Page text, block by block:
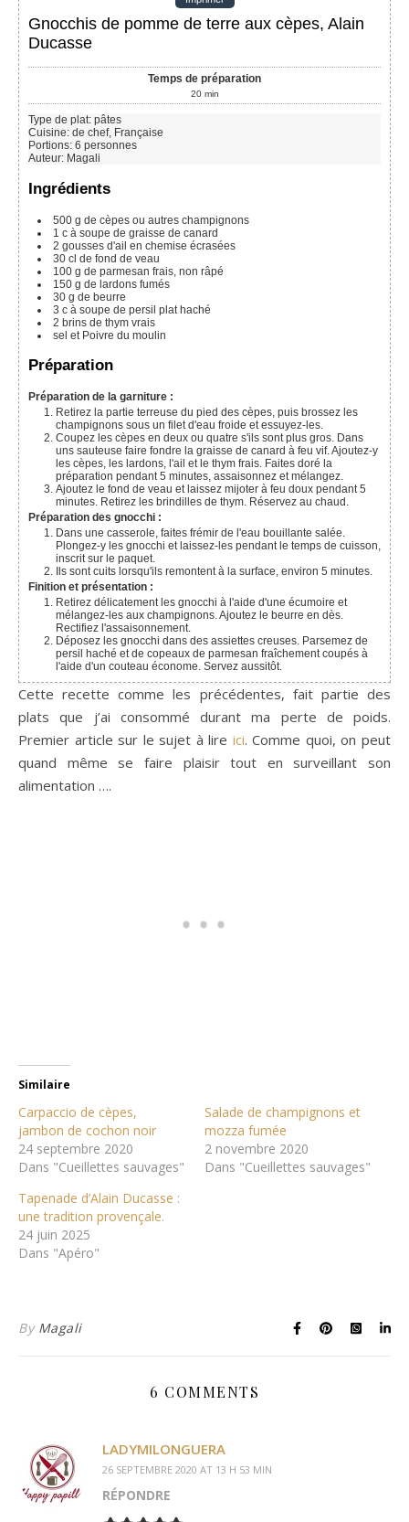
Gnocchis de pomme de terre aux cèpes, Alain
Ducasse
Temps de préparation
20 min
Type de plat: pâtes
Cuisine: de chef, Française
Portions: 6 personnes
Auteur: Magali
Ingrédients
500 g de cèpes ou autres champignons
1 c à soupe de graisse de canard
2 gousses d'ail en chemise écrasées
30 cl de fond de veau
100 g de parmesan frais, non râpé
150 g de lardons fumés
30 g de beurre
3 c à soupe de persil plat haché
2 brins de thym vrais
sel et Poivre du moulin
Préparation
Préparation de la garniture :
Retirez la partie terreuse du pied des cèpes, puis brossez les
champignons sous un filet d'eau froide et essuyez-les.
Coupez les cèpes en deux ou quatre s'ils sont plus gros. Dans
uns sauteuse faire fondre la graisse de canard à feu vif. Ajoutez-y
les cèpes, les lardons, l'ail et le thym frais. Faites doré la
préparation pendant 5 minutes, assaisonnez et mélangez.
Ajoutez le fond de veau et laissez mijoter à feu doux pendant 5
minutes. Retirez les brindilles de thym. Réservez au chaud.
Préparation des gnocchi :
Dans une casserole, faites frémir de l'eau bouillante salée.
Plongez-y les gnocchi et laissez-les pendant le temps de cuisson,
inscrit sur le paquet.
Ils sont cuits lorsqu'ils remontent à la surface, environ 5 minutes.
Finition et présentation :
Retirez délicatement les gnocchi à l'aide d'une écumoire et
mélangez-les aux champignons. Ajoutez le beurre en dès.
Rectifiez l'assaisonnement.
Déposez les gnocchi dans des assiettes creuses. Parsemez de
persil haché et de copeaux de parmesan fraîchement coupés à
l'aide d'un couteau économe. Servez aussitôt.
Cette recette comme les précédentes, fait partie des
plats que j’ai consommé durant ma perte de poids.
Premier article sur le sujet à lire ici. Comme quoi, on peut
quand même se faire plaisir tout en surveillant son
alimentation ….
Similaire
Carpaccio de cèpes,
jambon de cochon noir
24 septembre 2020
Dans "Cueillettes sauvages"
Salade de champignons et
mozza fumée
2 novembre 2020
Dans "Cueillettes sauvages"
Tapenade d’Alain Ducasse :
une tradition provençale.
24 juin 2025
Dans "Apéro"
By Magali
6 COMMENTS
LADYMILONGUERA
26 SEPTEMBRE 2020 AT 13 H 53 MIN
RÉPONDRE